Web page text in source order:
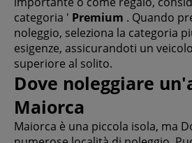
categoria ' Premium . Quando
noleggio, seleziona la categoria
esigenze, assicurandoti un
superiore al solito.
Dove noleggiare
Maiorca
Maiorca è una piccola isola, ma